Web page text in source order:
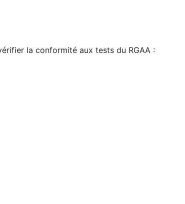
la conformité aux tests du RGAA :